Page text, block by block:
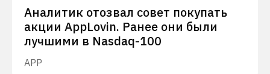
Аналитик отозвал совет покупать
акции AppLovin. Ранее они были
лучшими в Nasdaq-100
APP